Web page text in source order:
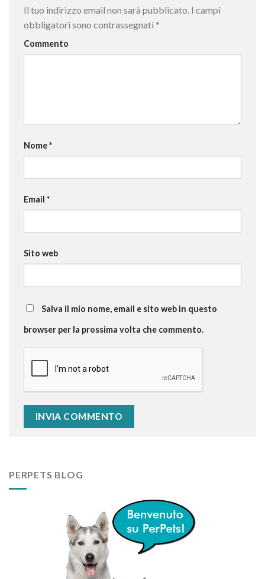
Il tuo indirizzo email non sarà pubblicato. I campi
obbligatori sono contrassegnati *
Commento
Nome*
Email *
Sito web
Salva il mio nome, email e sito web in questo
browser per la prossima volta che commento.
PERPETS BLOG